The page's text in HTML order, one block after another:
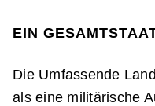
EIN
Die Umfassende
als eine militärische